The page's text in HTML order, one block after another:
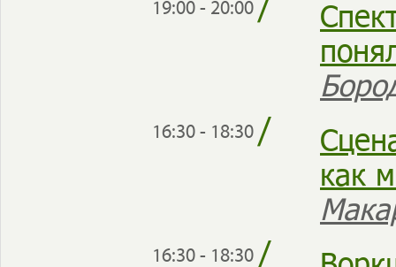
19:00 - 20:00/
16:30 - 18:30/
как
16:30 - 18:30/